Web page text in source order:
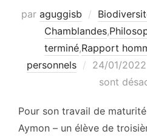
par aguggisb
Chamblandes,
terminé,Rapport
personnels
Publié
24/01/2022
sont
Pour son travail de
Aymon – un élève de